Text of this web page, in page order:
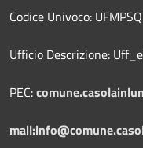
Codice Univoco: UFMPSQ
Ufficio Descrizione:
PEC: